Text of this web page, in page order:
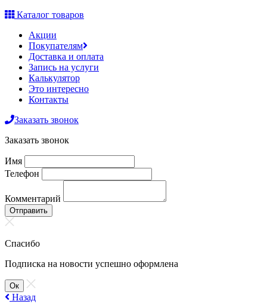
Каталог товаров
Акции
Покупателям
Доставка и оплата
Запись на услуги
Калькулятор
Это интересно
Контакты
Заказать звонок
Заказать звонок
Имя
Телефон
Комментарий
Отправить
Спасибо
Подписка на новости успешно оформлена
Ок
Назад